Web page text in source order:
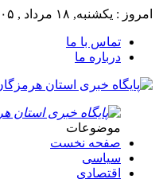
امروز : یکشنبه, ۱۸ مرداد , ۱۴۰۵
تماس با ما
درباره ما
موضوعات
صفحه نخست
سیاسی
اقتصادی